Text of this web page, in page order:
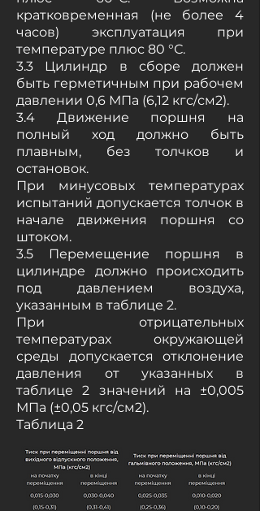
кратковременная (не более 4
часов) эксплуатация при
температуре плюс 80 °С.
3.3 Цилиндр в сборе должен
быть герметичным при рабочем
давлении 0,6 МПа (6,12 кгс/см2).
3.4 Движение поршня на
полный ход должно быть
плавным, без толчков и
остановок.
При минусовых температурах
испытаний допускается толчок в
начале движения поршня со
штоком.
3.5 Перемещение поршня в
цилиндре должно происходить
под давлением воздуха,
указанным в таблице 2.
При отрицательных
температурах окружающей
среды допускается отклонение
давления от указанных в
таблице 2 значений на ±0,005
МПа (±0,05 кгс/см2).
Таблица 2